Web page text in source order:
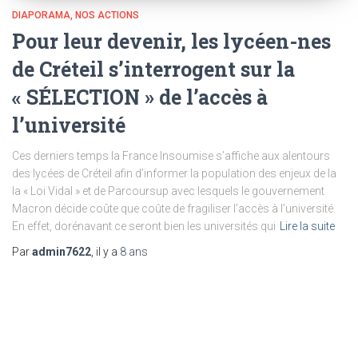
DIAPORAMA NOS ACTIONS
Pour leur devenir, les lycéen-nes
de Créteil s’interrogent sur la
« SÉLECTION » de l’accès à
l’université
Ces derniers temps la France Insoumise s’affiche aux alentours
des lycées de Créteil afin d’informer la population des enjeux de la
la « Loi Vidal » et de Parcoursup avec lesquels le gouvernement
Macron décide coûte que coûte de fragiliser l’accès à l’université.
En effet, dorénavant ce seront bien les universités qui
Lire la suite
Paradmin7622 , il y a 8 ans